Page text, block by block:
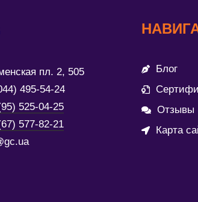
пл. 2, 505
495-54-24
525-04-25
577-82-21
Блог
Отзывы
Карта